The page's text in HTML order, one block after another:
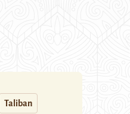
Taliban